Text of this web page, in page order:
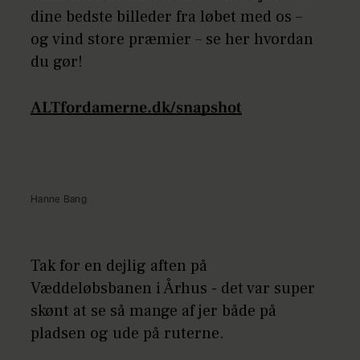
dine bedste billeder fra løbet med os –
og vind store præmier – se her hvordan
du gør!
ALTfordamerne.dk/snapshot
Hanne Bang
Tak for en dejlig aften på
Væddeløbsbanen i Århus - det var super
skønt at se så mange af jer både på
pladsen og ude på ruterne.